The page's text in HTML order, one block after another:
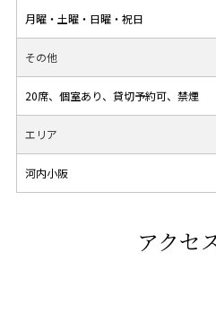
月曜・土曜・日曜・祝日
その他
20席、個室あり、貸切予約可、禁煙
エリア
河内小阪
アクセ